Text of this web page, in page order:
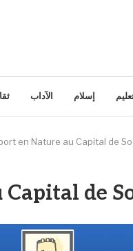
الآداب إسلام
en Nature au Capital de
de